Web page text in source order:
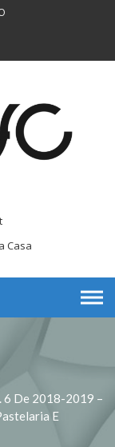
Casa
6 De 2018-2019 –
E